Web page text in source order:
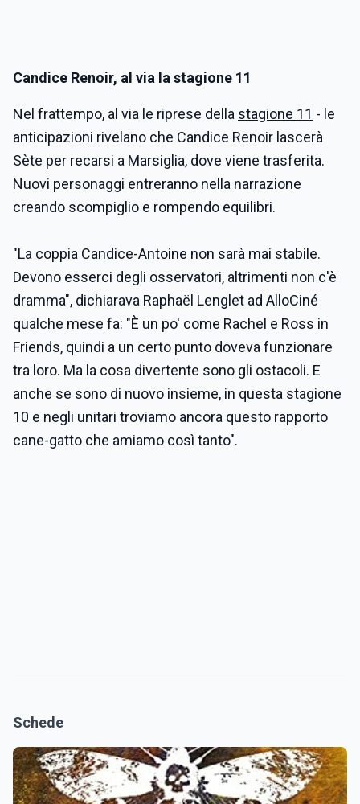
Candice Renoir, al via la stagione 11
Nel frattempo, al via le riprese della stagione 11 - le
anticipazioni rivelano che Candice Renoir lascerà
Sète per recarsi a Marsiglia, dove viene trasferita.
Nuovi personaggi entreranno nella narrazione
creando scompiglio e rompendo equilibri.
"La coppia Candice-Antoine non sarà mai stabile.
Devono esserci degli osservatori, altrimenti non c'è
dramma", dichiarava Raphaël Lenglet ad AlloCiné
qualche mese fa: "È un po' come Rachel e Ross in
Friends, quindi a un certo punto doveva funzionare
tra loro. Ma la cosa divertente sono gli ostacoli. E
anche se sono di nuovo insieme, in questa stagione
10 e negli unitari troviamo ancora questo rapporto
cane-gatto che amiamo così tanto".
Schede